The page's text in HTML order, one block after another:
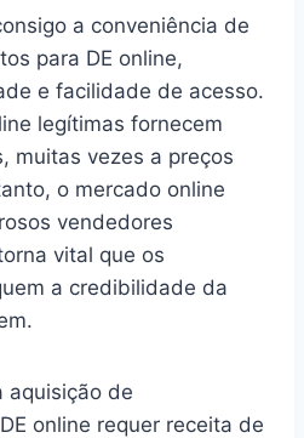
a conveniência de
para DE online,
e facilidade de acesso.
legítimas fornecem
muitas vezes a preços
o mercado online
vendedores
vital que os
a credibilidade da
aquisição de
online requer receita de